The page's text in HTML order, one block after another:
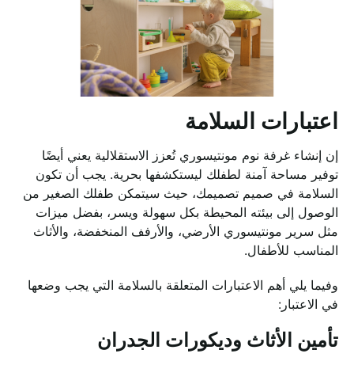
اعتبارات السلامة
إن إنشاء غرفة نوم مونتيسوري تُعزز الاستقلالية يعني أيضًا
توفير مساحة آمنة لطفلك ليستكشفها بحرية. يجب أن تكون
السلامة في صميم تصميمك، حيث سيتمكن طفلك الصغير من
الوصول إلى بيئته المحيطة بكل سهولة ويسر، بفضل ميزات
مثل سرير مونتيسوري الأرضي، والأرفف المنخفضة، والأثاث
المناسب للأطفال.
وفيما يلي أهم الاعتبارات المتعلقة بالسلامة التي يجب وضعها
في الاعتبار:
تأمين الأثاث وديكورات الجدران